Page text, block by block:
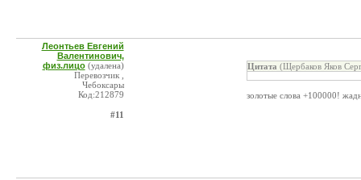
Леонтьев Евгений
Валентинович,
физ.лицо (удалена)
Перевозчик ,
Чебоксары
Код:212879
#11
Цитата (Щербаков Яков
золотые слова +100000!